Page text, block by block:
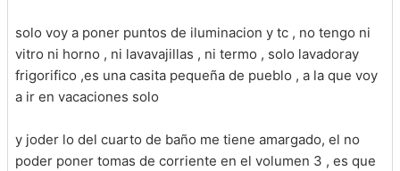
solo voy a poner puntos de iluminacion y tc , no tengo ni
vitro ni horno , ni lavavajillas , ni termo , solo lavadoray
frigorifico ,es una casita pequeña de pueblo , a la que voy
a ir en vacaciones solo
y joder lo del cuarto de baño me tiene amargado, el no
poder poner tomas de corriente en el volumen 3 , es que